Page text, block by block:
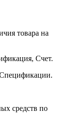
товара на
Счет.
средств по